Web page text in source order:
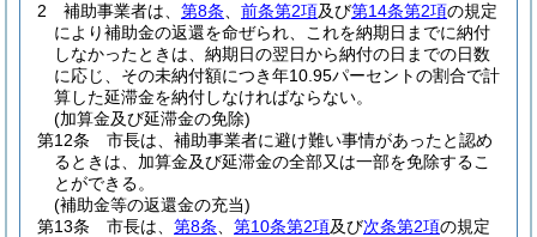
2
補助事業者は、 第8条 前条第2項及び第14条第2項の規定
により補助金の返還を命ぜられ、これを納期日までに納付
しなかったときは、納期日の翌日から納付の日までの日数
に応じ、その未納付額につき年10.95パーセントの割合で計
算した延滞金を納付しなければならない。
(加算金及び延滞金の免除)
第12条
市長は、補助事業者に避け難い事情があったと認め
るときは、加算金及び延滞金の全部又は一部を免除するこ
とができる。
(補助金等の返還金の充当)
第13条
市長は、 第8条 第10条第2項及び次条第2項の規定